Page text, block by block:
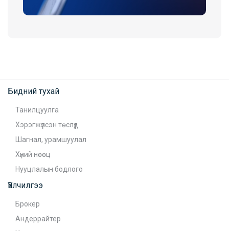
Бидний тухай
Танилцуулга
Хэрэгжүүлсэн төслүүд
Шагнал, урамшуулал
Хүний нөөц
Нууцлалын бодлого
Үйлчилгээ
Брокер
Андеррайтер